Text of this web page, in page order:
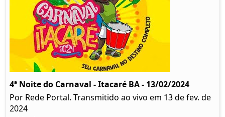
4ª Noite do Carnaval - Itacaré BA - 13/02/2024
Por Rede Portal. Transmitido ao vivo em 13 de fev. de
2024